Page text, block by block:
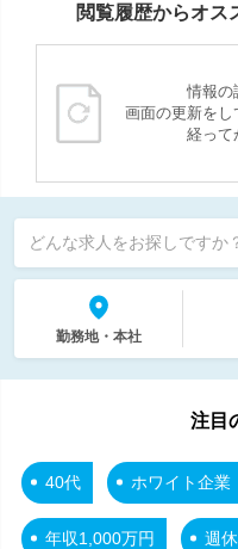
閲覧履歴からオス
情報の
画面の更新をし
経って
どんな求人をお探しですか
勤務地・本社
注目
40代 ホワイト企業
年収1,000万円 週